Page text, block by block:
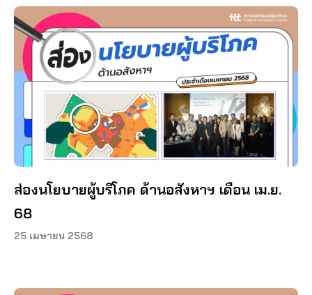
ส่องนโยบายผู้บริโภค ด้านอสังหาฯ เดือน เม.ย.
68
25 เมษายน 2568